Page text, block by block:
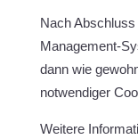
Nach
Management-
dann wie
notwendiger
Weitere